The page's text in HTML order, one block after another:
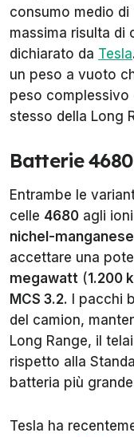
consumo medio di
massima risulta di
dichiarato da Tesla
un peso a vuoto
peso complessivo
stesso della Long
Batterie
Entrambe le
celle 4680 agli
nichel-manganese
accettare una
megawatt (1.200
MCS 3.2. I pacchi
del camion,
Long Range, il
rispetto alla
batteria più
Tesla ha